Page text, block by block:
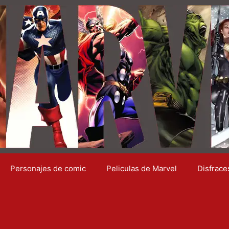
Personajes de comic Peliculas de Marvel